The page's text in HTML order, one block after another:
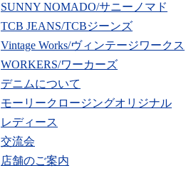
SUNNY NOMADO/サニーノマド
TCB JEANS/TCBジーンズ
Vintage Works/ヴィンテージワークス
WORKERS/ワーカーズ
デニムについて
モーリークロージングオリジナル
レディース
交流会
店舗のご案内